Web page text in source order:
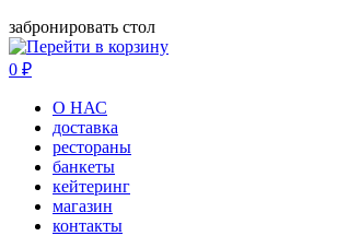
забронировать стол
0 ₽
О НАС
доставка
рестораны
банкеты
кейтеринг
магазин
контакты